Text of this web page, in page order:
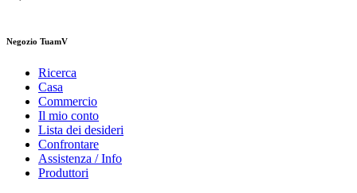
Negozio TuamV
Ricerca
Casa
Commercio
Il mio conto
Lista dei desideri
Confrontare
Assistenza / Info
Produttori